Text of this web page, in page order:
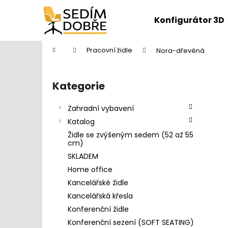
Konfigurátor 3D
Domů Pracovní židle Nora-dřevěná
Přeskočit
kategorie
Kategorie
Zahradní vybavení
Katalog
Židle se zvýšeným sedem (52 až 55
cm)
SKLADEM
Home office
Kancelářské židle
Kancelářská křesla
Konferenční židle
Konferenční sezení (SOFT SEATING)
í
Zpět
do
Zpět
do
DĚTŠKÁ ŽIDLE FUXO S-LINE